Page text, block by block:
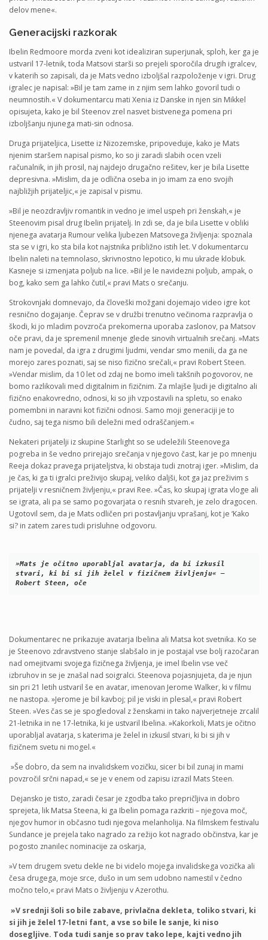
delov mene«.
Generacijski razkorak
Ibelin Redmoore morda zveni kot idealiziran superjunak, sploh, ker ga je
ustvaril 17-letnik, toda Matsovi starši so prejeli sporočila drugih igralcev,
v katerih so zapisali, da je Mats vedno izboljšal razpoloženje v igri. Drug
igralec je napisal: »Bil je tam zame in z njim sem lahko govoril tudi o
neumnostih.« V dokumentarcu mati Xenia iz Danske in njen sin Mikkel
opisujeta, kako je bil Steenov zrel nasvet bistvenega pomena pri
izboljšanju njunega mati-sin odnosa.
Druga prijateljica, Lisette iz Nizozemske, pripoveduje, kako je Mats
njenim staršem napisal pismo, ko so ji zaradi slabih ocen vzeli
računalnik, in jih prosil, naj najdejo drugačno rešitev, ker je bila Lisette
depresivna. »Mislim, da je odlična oseba in jo imam za eno svojih
najbližjih prijateljic,« je zapisal v pismu.
»Bil je neozdravljiv romantik in vedno je imel uspeh pri ženskah,« je
Steenovim pisal drug Ibelin prijatelj. In zdi se, da je bila Lisette v obliki
njenega avatarja Rumour velika ljubezen Matsovega življenja: spoznala
sta se v igri, ko sta bila kot najstnika približno istih let. V dokumentarcu
Ibelin naleti na temnolaso, skrivnostno lepotico, ki mu ukrade klobuk.
Kasneje si izmenjata poljub na lice. »Bil je le navidezni poljub, ampak, o
bog, kako sem ga lahko čutil,« pravi Mats o srečanju.
Strokovnjaki domnevajo, da človeški možgani dojemajo video igre kot
resnično dogajanje. Čeprav se v družbi trenutno večinoma razpravlja o
škodi, ki jo mladim povzroča prekomerna uporaba zaslonov, pa Matsov
oče pravi, da je spremenil mnenje glede sinovih virtualnih srečanj. »Mats
nam je povedal, da igra z drugimi ljudmi, vendar smo menili, da ga ne
morejo zares poznati, saj se niso fizično srečali,« pravi Robert Steen.
»Vendar mislim, da 10 let od zdaj ne bomo imeli takšnih pogovorov, ne
bomo razlikovali med digitalnim in fizičnim. Za mlajše ljudi je digitalno ali
fizično enakovredno, odnosi, ki so jih vzpostavili na spletu, so enako
pomembni in naravni kot fizični odnosi. Samo moji generaciji je to
čudno, saj tega nismo bili deležni med odraščanjem.«
Nekateri prijatelji iz skupine Starlight so se udeležili Steenovega
pogreba in še vedno prirejajo srečanja v njegovo čast, kar je po mnenju
Reeja dokaz pravega prijateljstva, ki obstaja tudi znotraj iger. »Mislim, da
je čas, ki ga ti igralci preživijo skupaj, veliko daljši, kot ga jaz preživim s
prijatelji v resničnem življenju,« pravi Ree. »Čas, ko skupaj igrata vloge ali
se igrata, ali pa se samo pogovarjata o resnih stvareh, je zelo dragocen.
Ugotovil sem, da je Mats odličen pri postavljanju vprašanj, kot je ‘Kako
si? in zatem zares tudi prisluhne odgovoru.
»Mats je očitno uporabljal avatarja, da bi izkusil
stvari, ki bi si jih želel v fizičnem življenju« –
Robert Steen, oče
Dokumentarec ne prikazuje avatarja Ibelina ali Matsa kot svetnika. Ko se
je Steenovo zdravstveno stanje slabšalo in je postajal vse bolj razočaran
nad omejitvami svojega fizičnega življenja, je imel Ibelin vse več
izbruhov in se je znašal nad soigralci. Steenova pojasnjujeta, da je njun
sin pri 21 letih ustvaril še en avatar, imenovan Jerome Walker, ki v filmu
ne nastopa. »Jerome je bil kavboj; pil je viski in plesal,« pravi Robert
Steen. »Ves čas se je spogledoval z ženskami in tako najverjetneje zrcalil
21-letnika in ne 17-letnika, ki je ustvaril Ibelina. »Kakorkoli, Mats je očitno
uporabljal avatarja, s katerima je želel in izkusil stvari, ki bi si jih v
fizičnem svetu ni mogel.«
»Še dobro, da sem na invalidskem vozičku, sicer bi bil zunaj in mami
povzročil srčni napad,« se je v enem od zapisu izrazil Mats Steen.
Dejansko je tisto, zaradi česar je zgodba tako prepričljiva in dobro
sprejeta, lik Matsa Steena, ki ga Ibelin pomaga razkriti – njegova moč,
njegov humor in občasno tudi njegova melanholija. Na filmskem festivalu
Sundance je prejela tako nagrado za režijo kot nagrado občinstva, kar je
pogosto znanilec nominacije za oskarja,
»V tem drugem svetu dekle ne bi videlo mojega invalidskega vozička ali
česa drugega, moje srce, dušo in um sem udobno namestil v čedno
močno telo,« pravi Mats o življenju v Azerothu.
»V srednji šoli so bile zabave, privlačna dekleta, toliko stvari, ki
si jih je želel 17-letni fant, a vse so bile le sanje, ki niso
dosegljive. Toda tudi sanje so prav tako lepe, kajti vedno jih